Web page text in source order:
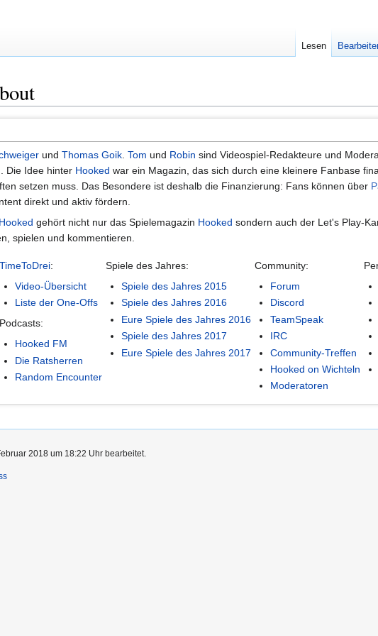
und Thomas Goik Tom und Robin sind Videospiel-Redakteure und
Die Idee hinter Hooked war ein Magazin, das sich durch eine kleinere Fanbase
setzen muss. Das Besondere ist deshalb die Finanzierung: Fans können über
direkt und aktiv fördern.
Hooked gehört nicht nur das Spielemagazin Hooked sondern auch der Let's Play-
spielen und kommentieren.
TimeToDrei:
Video-Übersicht
Liste der One-Offs
Podcasts:
Hooked FM
Die Ratsherren
Random Encounter
Spiele des Jahres:
Spiele des Jahres 2015
Spiele des Jahres 2016
Eure Spiele des Jahres 2016
Spiele des Jahres 2017
Eure Spiele des Jahres 2017
Community:
Forum
Discord
TeamSpeak
IRC
Community-Treffen
Hooked on Wichteln
Moderatoren
Lesen
2018 um 18:22 Uhr bearbeitet.